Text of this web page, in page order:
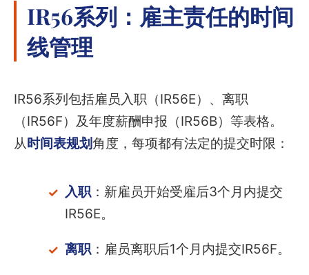
IR56系列：雇主责任的时间
线管理
IR56系列包括雇员入职（IR56E）、离职
（IR56F）及年度薪酬申报（IR56B）等表格。
从时间表规划角度，每项都有法定的提交时限：
入职：新雇员开始受雇后3个月内提交
IR56E。
离职：雇员离职后1个月内提交IR56F。